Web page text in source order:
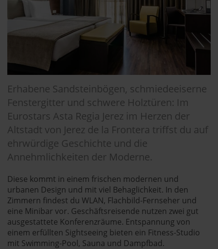
Erhabene Sandsteinbögen, schmiedeeiserne
Fenstergitter und schwere Holztüren: Im
Eurostars Asta Regia Jerez im Herzen der
Altstadt von Jerez de la Frontera triffst du auf
ehrwürdige Geschichte und die
Annehmlichkeiten der Moderne.
Diese kommt in einem frischen modernen und
urbanen Design und mit viel Behaglichkeit. In den
Zimmern findest du WLAN, Flachbild-Fernseher und
eine Minibar vor. Geschäftsreisende nutzen zwei gut
ausgestattete Konferenzräume. Entspannung von
einem erfüllten Sightseeing bieten ein Fitness-Studio
mit Swimming-Pool, Sauna und Dampfbad.